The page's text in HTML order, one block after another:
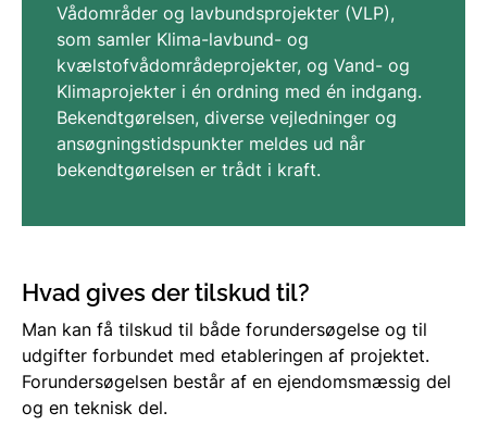
Vådområder og lavbundsprojekter (VLP),
som samler Klima-lavbund- og
kvælstofvådområdeprojekter, og Vand- og
Klimaprojekter i én ordning med én indgang.
Bekendtgørelsen, diverse vejledninger og
ansøgningstidspunkter meldes ud når
bekendtgørelsen er trådt i kraft.
Hvad gives der tilskud til?
Man kan få tilskud til både forundersøgelse og til
udgifter forbundet med etableringen af projektet.
Forundersøgelsen består af en ejendomsmæssig del
og en teknisk del.